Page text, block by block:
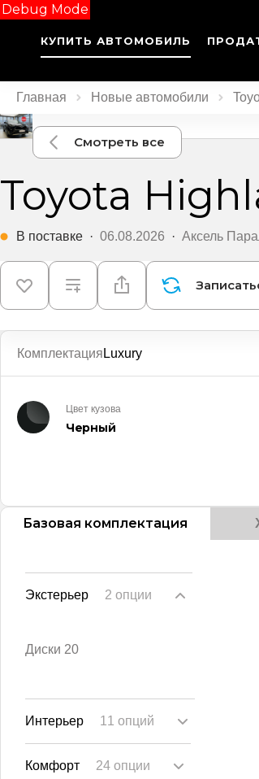
Debug Mode
КУПИТЬ АВТОМОБИЛЬ
Главная Новые автомобили
Смотреть все
Toyota
В поставке · 06.08.2026 · Аксель
Комплектация Luxury
Цвет кузова
Черный
Базовая комплектация
Экстерьер 2 опции
Диски 20
Интерьер 11 опций
Комфорт 24 опции